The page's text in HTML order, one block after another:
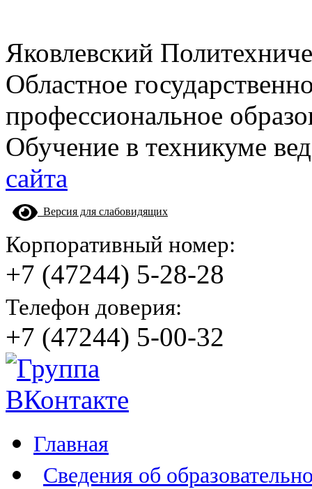
Яковлевский
Областное
профессиональное
Обучение в техникуме
сайта
Версия для слабовидящих
Корпоративный номер:
+7 (47244) 5-28-28
Телефон доверия:
+7 (47244) 5-00-32
Главная
Сведения об